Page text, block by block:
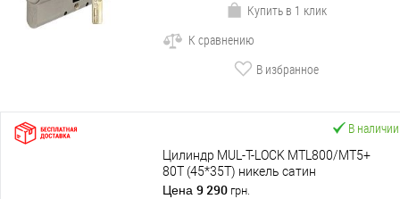
Купить в 1 клик
К сравнению
В избранное
В наличии
Цилиндр MUL-T-LOCK MTL800/MT5+
80T (45*35T) никель сатин
Цена 9 290 грн.